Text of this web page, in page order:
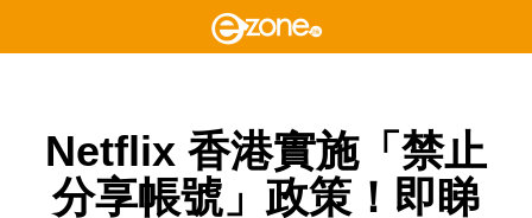
Netflix 香港實施「禁止
分享帳號」政策！即睇